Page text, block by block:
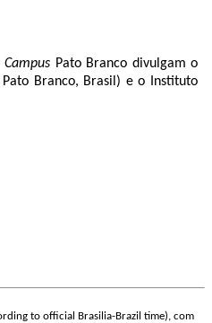
Campus Pato Branco divulgam o
Pato Branco, Brasil) e o Instituto
to official Brasilia-Brazil time), com